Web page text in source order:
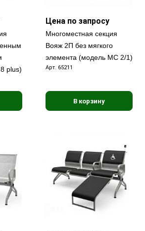
plus)
Цена по запросу
Многоместная секция
Вояж 2П без мягкого
элемента (модель МС 2/1)
Арт. 65211
В корзину